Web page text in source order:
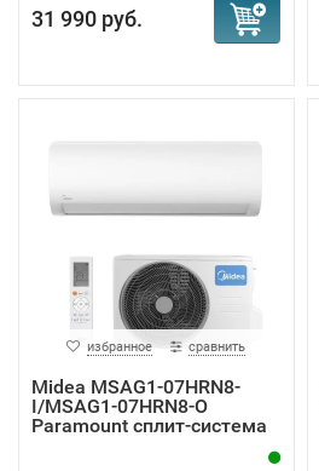
31 990 руб.
избранное сравнить
Midea MSAG1-07HRN8-
I/MSAG1-07HRN8-O
Paramount сплит-система